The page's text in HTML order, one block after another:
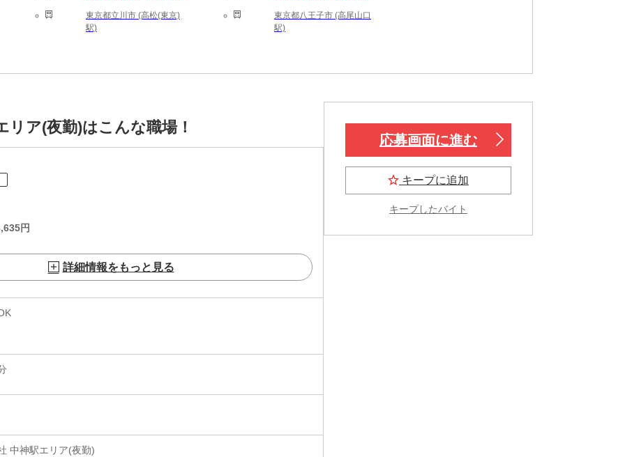
東京都立川市 (高松(東京)
駅)
東京都八王子市 (高尾山口
駅)
リア(夜勤)はこんな職場！
円
詳細情報をもっと見る
中神駅エリア(夜勤)
応募画面に進む
キープに追加
キープしたバイト